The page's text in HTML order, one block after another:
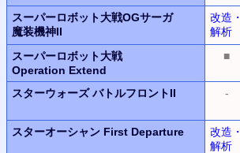
スーパーロボット大戦OGサーガ
魔装機神II
改造・
解析
スーパーロボット大戦
Operation Extend
■
スターウォーズ バトルフロントII -
スターオーシャン First Departure
改造・
解析